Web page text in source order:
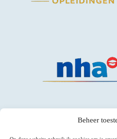
Beheer